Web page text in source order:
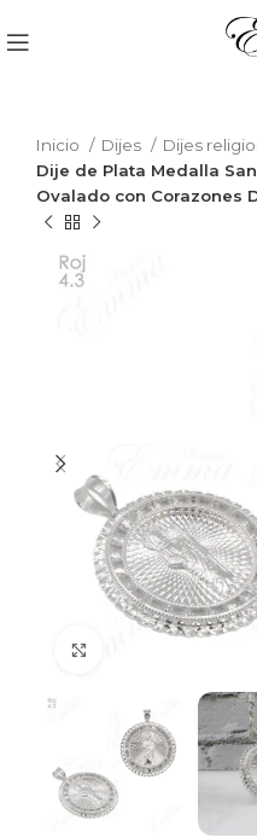
Inicio Dijes Dijes
Dije de Plata Medalla
Ovalado con Corazones